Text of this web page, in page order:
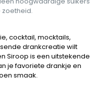
cocktail, mocktails,
drankcreatie wilt
Siroop is een uitstekende
je favoriete drankje en
smaak.